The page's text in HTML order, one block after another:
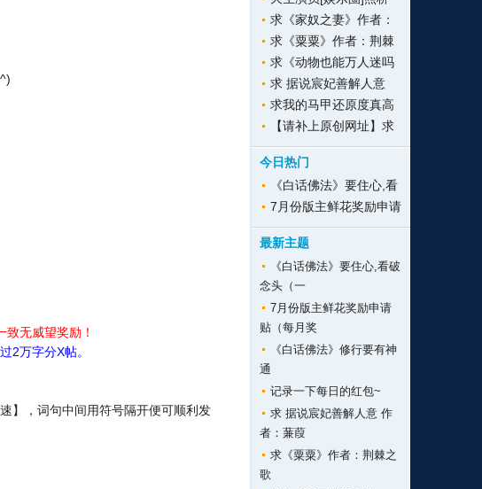
致无威望奖励！
2万字分X帖。
】，词句中间用符号隔开便可顺利发
求《家奴之妻》作者：
求《粟粟》作者：荆棘
求《动物也能万人迷吗
求 据说宸妃善解人意
求我的马甲还原度真高
【请补上原创网址】求
今日热门
《白话佛法》要住心,看
7月份版主鲜花奖励申请
最新主题
《白话佛法》要住心,看破
念头（一
7月份版主鲜花奖励申请
贴（每月奖
《白话佛法》修行要有神
通
记录一下每日的红包~
求 据说宸妃善解人意 作
者：蒹葭
求《粟粟》作者：荆棘之
歌